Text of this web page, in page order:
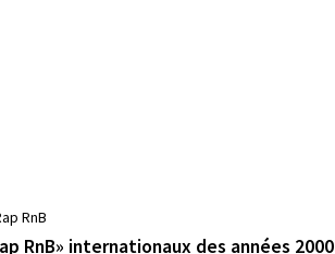
RnB
RnB» internationaux des années 2000